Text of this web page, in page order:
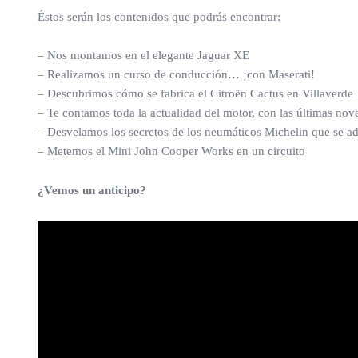
Éstos serán los contenidos que podrás encontrar:
– Nos montamos en el elegante Jaguar XE
– Realizamos un curso de conducción… ¡con Maserati!
– Descubrimos cómo se fabrica el Citroën Cactus en Villaverde
– Te contamos toda la actualidad del motor, con las últimas
– Desvelamos los secretos de los neumáticos Michelin que se
– Metemos el Mini John Cooper Works en un circuito
¿Vemos un anticipo?